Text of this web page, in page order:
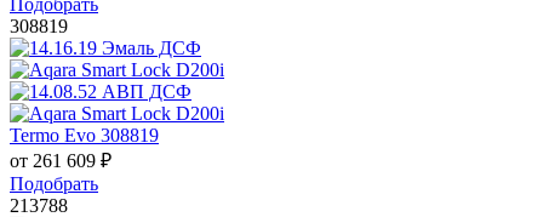
308819
Termo Evo 308819
от 261 609 ₽
Подобрать
213788